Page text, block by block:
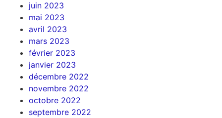
juin 2023
mai 2023
avril 2023
mars 2023
février 2023
janvier 2023
décembre 2022
novembre 2022
octobre 2022
septembre 2022